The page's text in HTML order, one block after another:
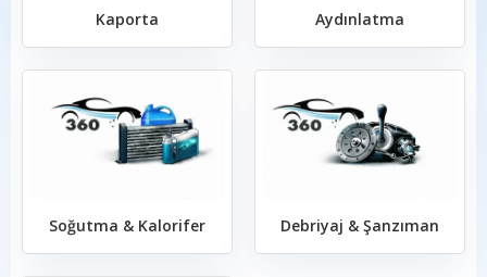
Kaporta Aydınlatma
Soğutma & Kalorifer Debriyaj & Şanzıman